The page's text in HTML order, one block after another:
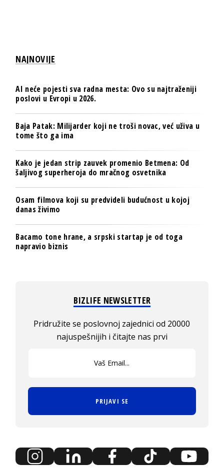
NAJNOVIJE
AI neće pojesti sva radna mesta: Ovo su najtraženiji
poslovi u Evropi u 2026.
Baja Patak: Milijarder koji ne troši novac, već uživa u
tome što ga ima
Kako je jedan strip zauvek promenio Betmena: Od
šaljivog superheroja do mračnog osvetnika
Osam filmova koji su predvideli budućnost u kojoj
danas živimo
Bacamo tone hrane, a srpski startap je od toga
napravio biznis
BIZLIFE NEWSLETTER
Pridružite se poslovnoj zajednici od 20000
najuspešnijih i čitajte nas prvi
PRIJAVI SE